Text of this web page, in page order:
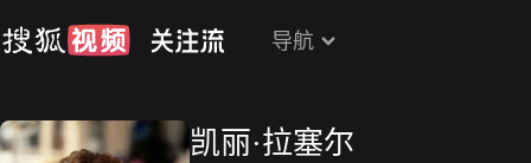
导航
凯丽·拉塞尔